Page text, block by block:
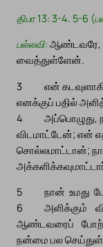
திபா 13: 3-4. 5-6
பல்லவி: ஆண்டவரே,
வைத்துள்ளேன்.
3
என்
எனக்குப் பதில்
4
அப்பொழுது,
விடமாட்டேன்; என்
சொல்லமாட்டான்;
5
நான் உமது
அளிக்கும்
6
ஆண்டவரைப்
நன்மை பல